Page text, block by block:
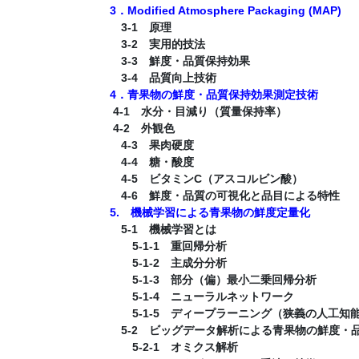
3．Modified Atmosphere Packaging (MAP)
3-1 原理
3-2 実用的技法
3-3 鮮度・品質保持効果
3-4 品質向上技術
4．青果物の鮮度・品質保持効果測定技術
4-1 水分・目減り（質量保持率）
4-2 外観色
4-3 果肉硬度
4-4 糖・酸度
4-5 ビタミンC（アスコルビン酸）
4-6 鮮度・品質の可視化と品目による特性
5. 機械学習による青果物の鮮度定量化
5-1 機械学習とは
5-1-1 重回帰分析
5-1-2 主成分分析
5-1-3 部分（偏）最小二乗回帰分析
5-1-4 ニューラルネットワーク
5-1-5 ディープラーニング（狭義の人工知能
5-2 ビッグデータ解析による青果物の鮮度・
5-2-1 オミクス解析